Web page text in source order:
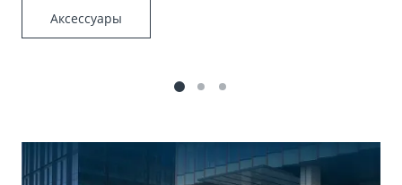
Аксессуары